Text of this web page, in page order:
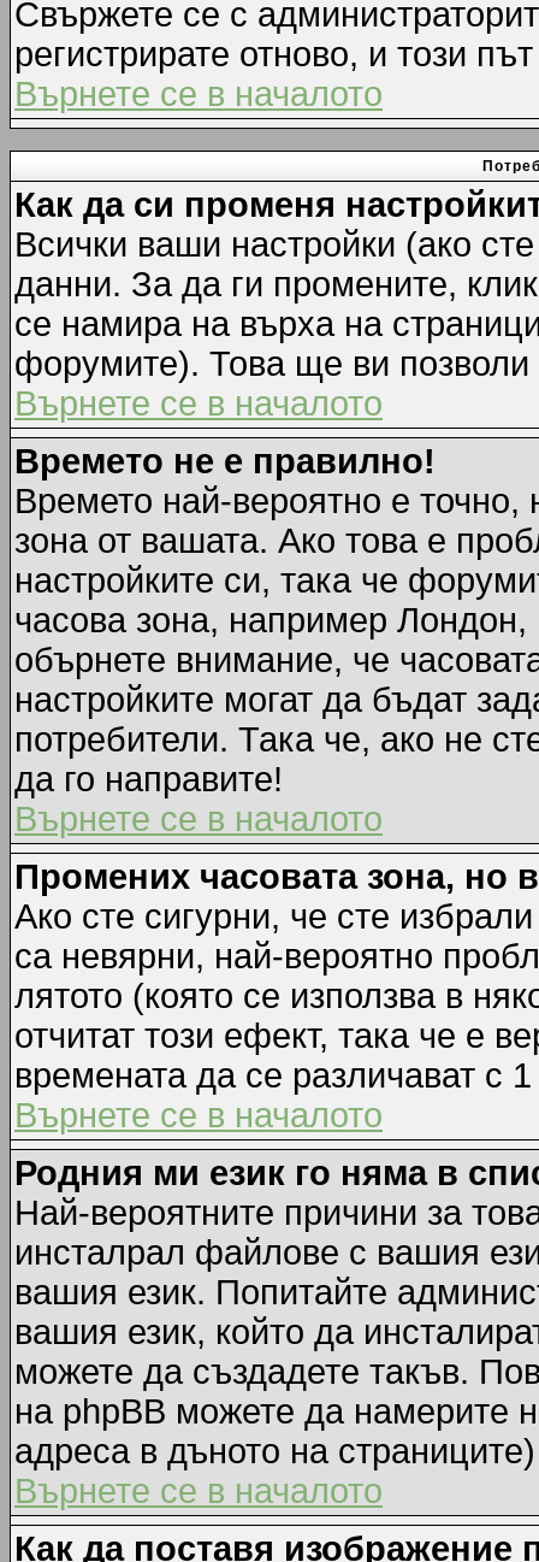
Свържете се с
регистрирате отново, и този
Върнете се в началото
Как да си променя
Всички ваши настройки (ако
данни. За да ги промените,
се намира на върха на
форумите). Това ще ви позволи
Върнете се в началото
Времето не е правилно!
Времето най-вероятно е точно,
зона от вашата. Ако това е
настройките си, така че
часова зона, например
обърнете внимание, че
настройките могат да бъдат
потребители. Така че, ако не
да го направите!
Върнете се в началото
Промених часовата зона, но
Ако сте сигурни, че сте
са невярни, най-вероятно
лятото (която се използва в
отчитат този ефект, така че е
времената да се различават с
Върнете се в началото
Родния ми език го няма в
Най-вероятните причини за
инсталрал файлове с вашия
вашия език. Попитайте
вашия език, който да
можете да създадете такъв.
на phpBB можете да намерите
адреса в дъното на страниците)
Върнете се в началото
Как да поставя изображение